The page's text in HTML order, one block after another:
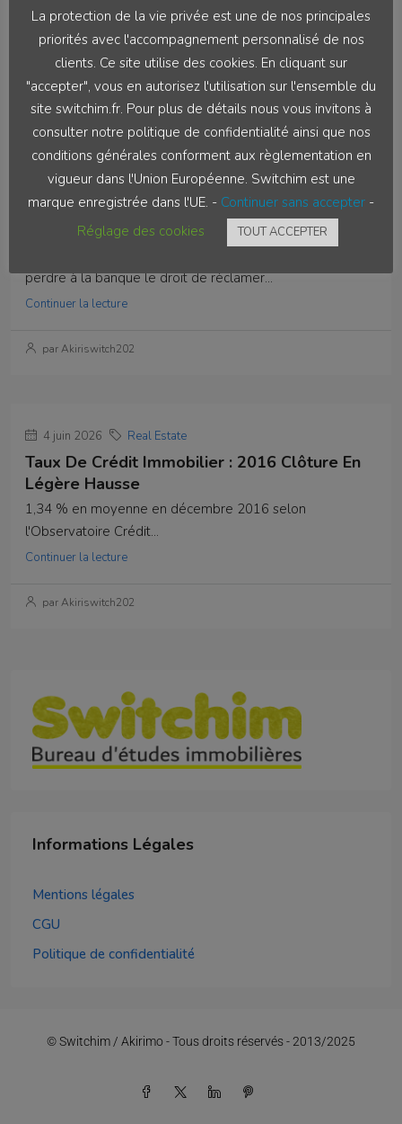
d’intérêt, l’évolution des prix de...
Continuer la lecture
par Akiriswitch202
4 juin 2026 Real Estate
Les Intérêts Intercalaires Entrent Dans Le
perdre à la banque le droit de réclamer...
Continuer la lecture
par Akiriswitch202
4 juin 2026 Real Estate
Taux De Crédit Immobilier : 2016 Clôture En
Légère Hausse
1,34 % en moyenne en décembre 2016 selon
l'Observatoire Crédit...
Continuer la lecture
par Akiriswitch202
Informations Légales
Mentions légales
CGU
Politique de confidentialité
© Switchim / Akirimo - Tous droits réservés - 2013/2025
La protection de la vie privée est une de nos principales
priorités avec l'accompagnement personnalisé de nos
clients. Ce site utilise des cookies. En cliquant sur
"accepter", vous en autorisez l'utilisation sur l'ensemble du
site switchim.fr. Pour plus de détails nous vous invitons à
consulter notre politique de confidentialité ainsi que nos
conditions générales conforment aux règlementation en
vigueur dans l'Union Européenne. Switchim est une
marque enregistrée dans l'UE. - Continuer sans accepter -
Réglage des cookies
TOUT ACCEPTER